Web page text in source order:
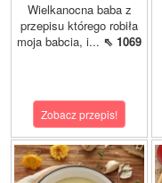
Wielkanocna baba z
przepisu którego robiła
moja babcia, i... ⇖ 1069
Zobacz przepis!